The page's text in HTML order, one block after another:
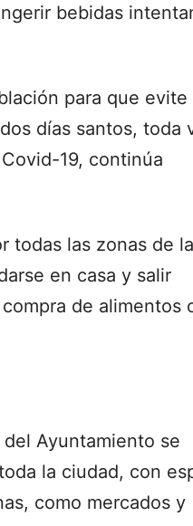
bebidas
para que evite
días santos, toda
19, continúa
todas las zonas de la
en casa y salir
de alimentos
Ayuntamiento se
la ciudad, con
como mercados y